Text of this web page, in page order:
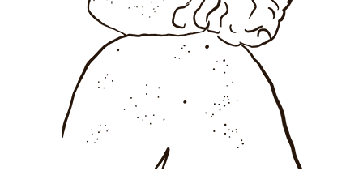
よくあるご質問
プライバシーポリシー
ケースを作成する